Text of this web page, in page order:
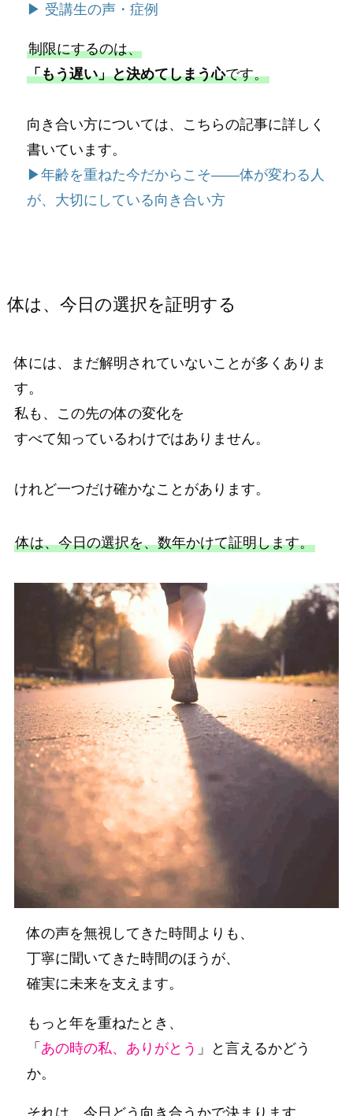
▶︎ 受講生の声・症例
制限にするのは、
「もう遅い」と決めてしまう心です。
向き合い方については、こちらの記事に詳しく
書いています。
▶︎年齢を重ねた今だからこそ――体が変わる人
が、大切にしている向き合い方
体は、今日の選択を証明する
体には、まだ解明されていないことが多くありま
す。
私も、この先の体の変化を
すべて知っているわけではありません。
けれど一つだけ確かなことがあります。
体は、今日の選択を、数年かけて証明します。
体の声を無視してきた時間よりも、
丁寧に聞いてきた時間のほうが、
確実に未来を支えます。
もっと年を重ねたとき、
「 あの時の私、ありがとう 」と言えるかどう
か。
それは、今日どう向き合うかで決まります。